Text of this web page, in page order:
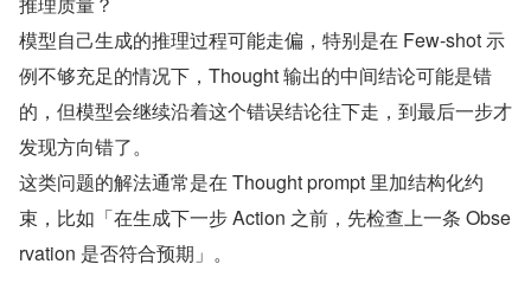
模型自己生成的推理过程可能走偏，特别是在 Few-shot 示
例不够充足的情况下，Thought 输出的中间结论可能是错
的，但模型会继续沿着这个错误结论往下走，到最后一步才
发现方向错了。
这类问题的解法通常是在 Thought prompt 里加结构化约
束，比如「在生成下一步 Action 之前，先检查上一条 Obse
rvation 是否符合预期」。